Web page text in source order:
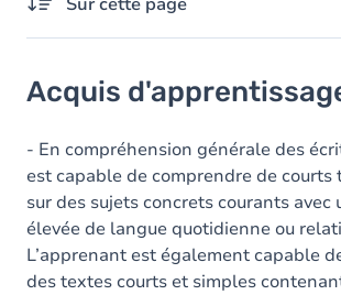
Objectifs
Contenu
Exercices
Acquis
- En compréhension générale des
est capable de comprendre de courts
sur des sujets concrets courants avec
élevée de langue quotidienne ou
L’apprenant est également capable
des textes courts et simples